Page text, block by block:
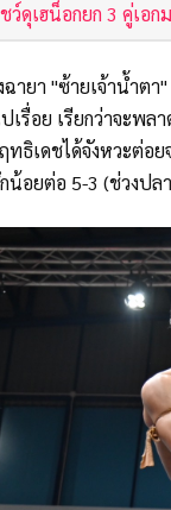
ว์ดุเฮน็อกยก 3 คู่เอ
ฉายา "ซ้ายเจ้าน้ำต
เรื่อย เรียกว่าจะพ
ทธิเดชได้จังหวะต่
น้อยต่อ 5-3 (ช่วงปล